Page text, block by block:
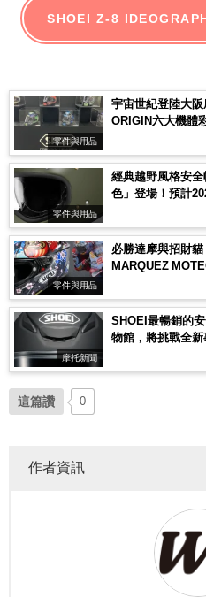
SHOEI Z-8
零件與用品
宇宙世紀登陸大
ORIGIN六大機體
零件與用品
經典越野風格安
色」登場！預計
零件與用品
必勝達摩與招財
MARQUEZ
摩托新聞
SHOEI最暢銷的
物館，將挑戰全新
這篇讚 0
作者資訊